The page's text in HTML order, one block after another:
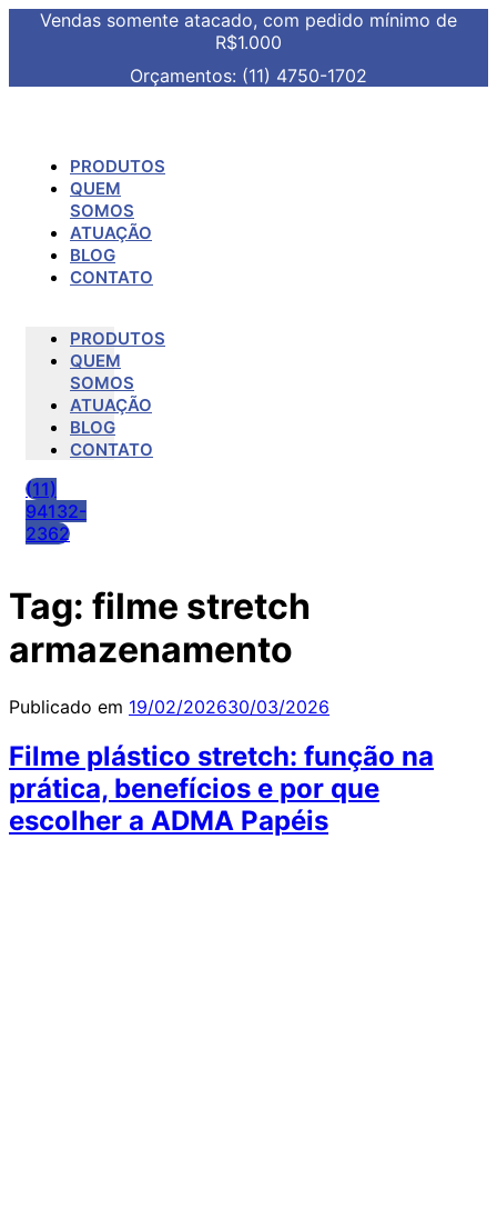
Vendas somente atacado, com pedido mínimo de
R$1.000
Orçamentos: (11) 4750-1702
PRODUTOS
QUEM
SOMOS
ATUAÇÃO
BLOG
CONTATO
PRODUTOS
QUEM
SOMOS
ATUAÇÃO
BLOG
CONTATO
(11)
94132-
2362
Tag: filme stretch
armazenamento
Publicado em 19/02/202630/03/2026
Filme plástico stretch: função na
prática, benefícios e por que
escolher a ADMA Papéis